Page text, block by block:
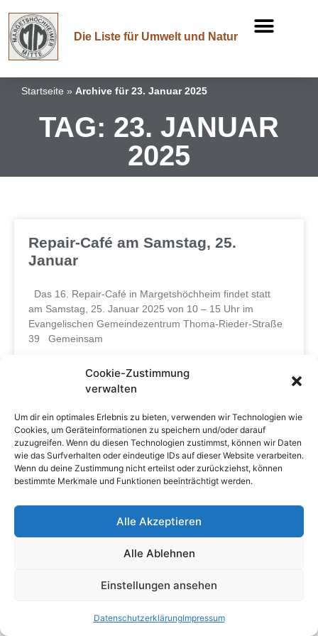
Cookie-Zustimmung
verwalten
Um dir ein optimales Erlebnis zu bieten, verwenden wir Technologien wie
Cookies, um Geräteinformationen zu speichern und/oder darauf
zuzugreifen. Wenn du diesen Technologien zustimmst, können wir Daten
wie das Surfverhalten oder eindeutige IDs auf dieser Website verarbeiten.
Wenn du deine Zustimmung nicht erteilst oder zurückziehst, können
bestimmte Merkmale und Funktionen beeinträchtigt werden.
Alle Akzeptieren
Alle Ablehnen
Einstellungen ansehen
DatenschutzerklärungImpressum
Die Liste für Umwelt und Natur
Startseite » Archive für 23. Januar 2025
TAG: 23. JANUAR
2025
Repair-Café am Samstag, 25.
Januar
Das 16. Repair-Café in Margetshöchheim findet statt
am Samstag, 25. Januar 2025 von 10 – 15 Uhr im
Evangelischen Gemeindezentrum Thoma-Rieder-Straße
39 Gemeinsam
23. Januar 2025
MM – Die Liste für Umwelt und Natur
Impressum
Datenschutzerklärung